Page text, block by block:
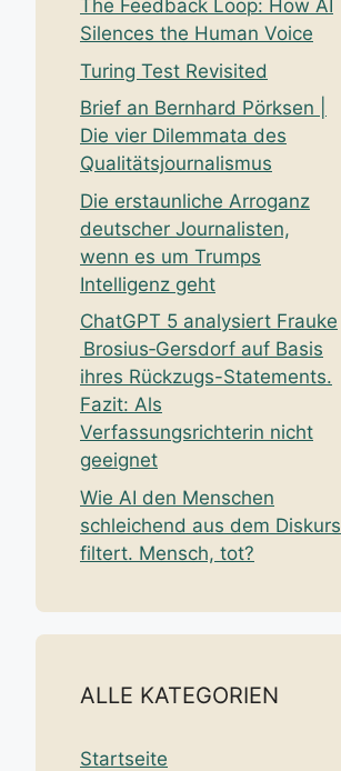
The Feedback Loop: How AI
Silences the Human Voice
Turing Test Revisited
Brief an Bernhard Pörksen |
Die vier Dilemmata des
Qualitätsjournalismus
Die erstaunliche Arroganz
deutscher Journalisten,
wenn es um Trumps
Intelligenz geht
ChatGPT 5 analysiert Frauke
Brosius‑Gersdorf auf Basis
ihres Rückzugs-Statements.
Fazit: Als
Verfassungsrichterin nicht
geeignet
Wie AI den Menschen
schleichend aus dem Diskurs
filtert. Mensch, tot?
ALLE KATEGORIEN
Startseite